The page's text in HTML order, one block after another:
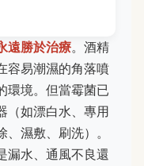
遠勝於治療。酒精
容易潮濕的角落噴
環境。但當霉菌已
（如漂白水、專用
濕敷、刷洗）。
水、通風不良還